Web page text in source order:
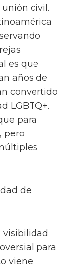
civil.
es que
años de
convertido
LGBTQ+.
para
pero
de
visibilidad
para
viene